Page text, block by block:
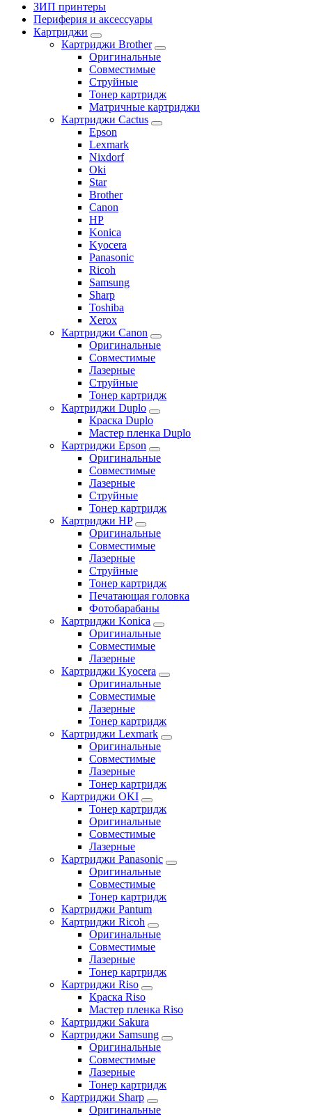
ЗИП принтеры
Периферия и аксессуары
Картриджи
Картриджи Brother
Оригинальные
Совместимые
Струйные
Тонер картридж
Матричные картриджи
Картриджи Cactus
Epson
Lexmark
Nixdorf
Oki
Star
Brother
Canon
HP
Konica
Kyocera
Panasonic
Ricoh
Samsung
Sharp
Toshiba
Xerox
Картриджи Canon
Оригинальные
Совместимые
Лазерные
Струйные
Тонер картридж
Картриджи Duplo
Краска Duplo
Мастер пленка Duplo
Картриджи Epson
Оригинальные
Совместимые
Лазерные
Струйные
Тонер картридж
Картриджи HP
Оригинальные
Совместимые
Лазерные
Струйные
Тонер картридж
Печатающая головка
Фотобарабаны
Картриджи Konica
Оригинальные
Совместимые
Лазерные
Картриджи Kyocera
Оригинальные
Совместимые
Лазерные
Тонер картридж
Картриджи Lexmark
Оригинальные
Совместимые
Лазерные
Тонер картридж
Картриджи OKI
Тонер картридж
Оригинальные
Совместимые
Лазерные
Картриджи Panasonic
Оригинальные
Совместимые
Тонер картридж
Картриджи Pantum
Картриджи Ricoh
Оригинальные
Совместимые
Лазерные
Тонер картридж
Картриджи Riso
Краска Riso
Мастер пленка Riso
Картриджи Sakura
Картриджи Samsung
Оригинальные
Совместимые
Лазерные
Тонер картридж
Картриджи Sharp
Оригинальные